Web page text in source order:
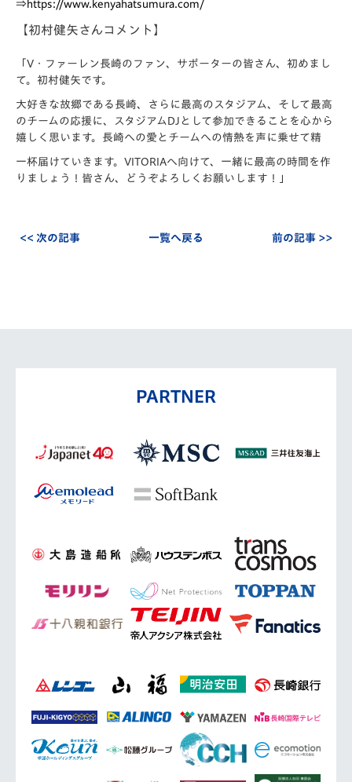
⇒ https://www.kenyahatsumura.com/
【初村健矢さんコメント】
「V・ファーレン長崎のファン、サポーターの皆さん、初めまし
て。初村健矢です。
大好きな故郷である長崎、さらに最高のスタジアム、そして最高
のチームの応援に、スタジアムDJとして参加できることを心から
嬉しく思います。長崎への愛とチームへの情熱を声に乗せて精
一杯届けていきます。VITORIAへ向けて、一緒に最高の時間を作
りましょう！皆さん、どうぞよろしくお願いします！」
<< 次の記事 一覧へ戻る 前の記事 >>
PARTNER